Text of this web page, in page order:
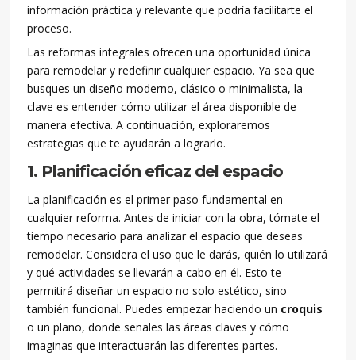
información práctica y relevante que podría facilitarte el
proceso.
Las reformas integrales ofrecen una oportunidad única
para remodelar y redefinir cualquier espacio. Ya sea que
busques un diseño moderno, clásico o minimalista, la
clave es entender cómo utilizar el área disponible de
manera efectiva. A continuación, exploraremos
estrategias que te ayudarán a lograrlo.
1. Planificación eficaz del espacio
La planificación es el primer paso fundamental en
cualquier reforma. Antes de iniciar con la obra, tómate el
tiempo necesario para analizar el espacio que deseas
remodelar. Considera el uso que le darás, quién lo utilizará
y qué actividades se llevarán a cabo en él. Esto te
permitirá diseñar un espacio no solo estético, sino
también funcional. Puedes empezar haciendo un croquis
o un plano, donde señales las áreas claves y cómo
imaginas que interactuarán las diferentes partes.